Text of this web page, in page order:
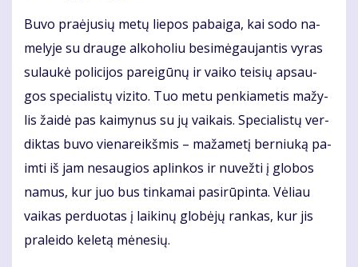
Bu­vo pra­ėju­sių me­tų lie­pos pa­bai­ga, kai so­do na­
me­ly­je su drau­ge al­ko­ho­liu be­si­mė­gau­jan­tis vy­ras
su­lau­kė po­li­ci­jos pa­rei­gū­nų ir vai­ko tei­sių ap­sau­
gos spe­cia­lis­tų vi­zi­to. Tuo me­tu pen­kia­me­tis ma­žy­
lis žai­dė pas kai­my­nus su jų vai­kais. Spe­cia­lis­tų ver­
dik­tas bu­vo vie­na­reikš­mis – ma­ža­me­tį ber­niu­ką pa­
im­ti iš jam ne­sau­gios ap­lin­kos ir nu­vež­ti į glo­bos
na­mus, kur juo bus tin­ka­mai pa­si­rū­pin­ta. Vė­liau
vai­kas per­duo­tas į lai­ki­nų glo­bė­jų ran­kas, kur jis
pra­lei­do ke­le­tą mė­ne­sių.